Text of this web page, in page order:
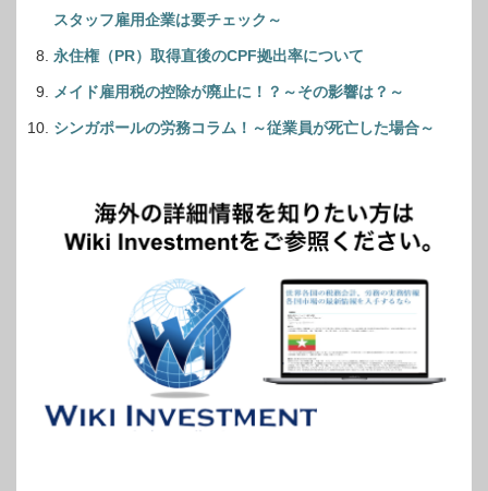
スタッフ雇用企業は要チェック～
永住権（PR）取得直後のCPF拠出率について
メイド雇用税の控除が廃止に！？～その影響は？～
シンガポールの労務コラム！～従業員が死亡した場合～